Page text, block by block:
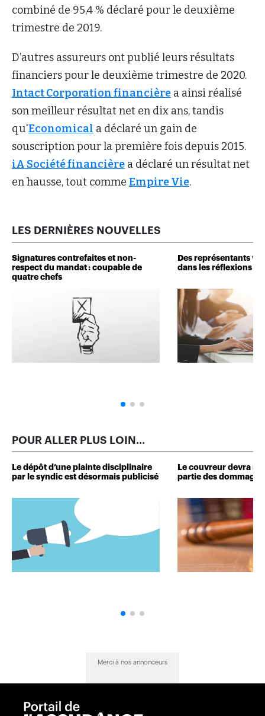
combiné de 95,4 % déclaré pour le deuxième
trimestre de 2019.
D’autres assureurs ont publié leurs résultats
financiers pour le deuxième trimestre de 2020.
Intact Corporation financière a ainsi réalisé
son meilleur résultat net en dix ans, tandis
qu'Economical a déclaré un gain de
souscription pour la première fois depuis 2015.
iA Société financière a déclaré un résultat net
en hausse, tout comme Empire Vie.
LES DERNIÈRES NOUVELLES
Signatures contrefaites et non-
respect du mandat : coupable de
quatre chefs
Des représentants
dans les réflexions de
POUR ALLER PLUS LOIN...
Le dépôt d’une plainte disciplinaire
par le syndic est désormais publicisé
Le couvreur devra
partie des dommages
Merci à nos annonceurs